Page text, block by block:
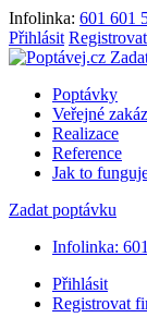
Infolinka: 601 601
Přihlásit
Poptávky
Veřejné
Realizace
Reference
Jak to
Zadat poptávku
Infolinka:
Přihlásit
Registrovat